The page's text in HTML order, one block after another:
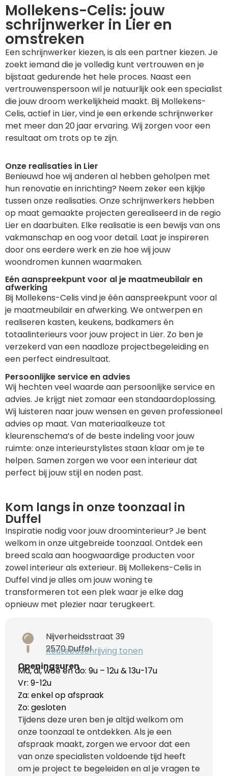
Mollekens-Celis: jouw
schrijnwerker in Lier en
omstreken
Een schrijnwerker kiezen, is als een partner kiezen. Je
zoekt iemand die je volledig kunt vertrouwen en je
bijstaat gedurende het hele proces. Naast een
vertrouwenspersoon wil je natuurlijk ook een specialist
die jouw droom werkelijkheid maakt. Bij Mollekens-
Celis, actief in Lier, vind je een erkende schrijnwerker
met meer dan 20 jaar ervaring. Wij zorgen voor een
resultaat om trots op te zijn.
Onze realisaties in Lier
Benieuwd hoe wij anderen al hebben geholpen met
hun renovatie en inrichting? Neem zeker een kijkje
tussen onze realisaties. Onze schrijnwerkers hebben
op maat gemaakte projecten gerealiseerd in de regio
Lier en daarbuiten. Elke realisatie is een bewijs van ons
vakmanschap en oog voor detail. Laat je inspireren
door ons eerdere werk en zie hoe wij jouw
woondromen kunnen waarmaken.
Eén aanspreekpunt voor al je maatmeubilair en
afwerking
Bij Mollekens-Celis vind je één aanspreekpunt voor al
je maatmeubilair en afwerking. We ontwerpen en
realiseren kasten, keukens, badkamers én
totaalinterieurs voor jouw project in Lier. Zo ben je
verzekerd van een naadloze projectbegeleiding en
een perfect eindresultaat.
Persoonlijke service en advies
Wij hechten veel waarde aan persoonlijke service en
advies. Je krijgt niet zomaar een standaardoplossing.
Wij luisteren naar jouw wensen en geven professioneel
advies op maat. Van materiaalkeuze tot
kleurenschema’s of de beste indeling voor jouw
ruimte: onze interieurstylistes staan klaar om je te
helpen. Samen zorgen we voor een interieur dat
perfect bij jouw stijl en noden past.
Kom langs in onze toonzaal in
Duffel
Inspiratie nodig voor jouw droominterieur? Je bent
welkom in onze uitgebreide toonzaal. Ontdek een
breed scala aan hoogwaardige producten voor
zowel interieur als exterieur. Bij Mollekens-Celis in
Duffel vind je alles om jouw woning te
transformeren tot een plek waar je elke dag
opnieuw met plezier naar terugkeert.
Nijverheidsstraat 39
2570 Duffel
Routebeschrijving tonen
Openingsuren
Ma, di, woe en do: 9u – 12u & 13u-17u
Vr: 9-12u
Za: enkel op afspraak
Zo: gesloten
Tijdens deze uren ben je altijd welkom om
onze toonzaal te ontdekken. Als je een
afspraak maakt, zorgen we ervoor dat een
van onze specialisten voldoende tijd heeft
om je project te begeleiden en al je vragen te